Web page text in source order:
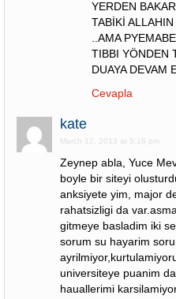
YERDEN
TABİKİ
..AMA
TIBBI YÖNDEN
DUAYA DEVAM
Cevapla
kate
March 12, 2013 at 5:18 pm
Zeynep abla, Yuce
boyle bir siteyi
anksiyete yim, major
rahatsizligi da
gitmeye basladim iki
sorum su hayarim
universiteye puanim
hauallerimi